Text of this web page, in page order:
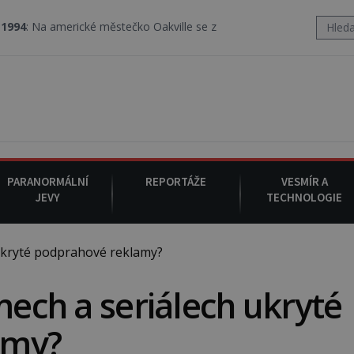
městečko Oakville se z nebe snáší podivná rosolovitá látka
PARANORMÁLNÍ
JEVY
REPORTÁŽE
VESMÍR A
TECHNOLOGIE
podprahové reklamy?
a seriálech ukryté